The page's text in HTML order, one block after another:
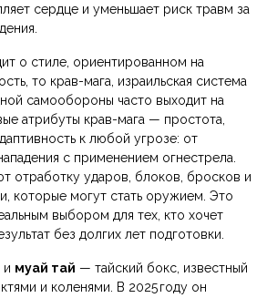
сердце и уменьшает риск травм за
о стиле, ориентированном на
то крав-мага израильская система
самообороны часто выходит на
атрибуты крав-мага — простота,
к любой угрозе: от
с применением огнестрела.
отработку ударов, блоков, бросков и
которые могут стать оружием. Это
выбором для тех, кто хочет
без долгих лет подготовки.
и муай тай — тайский бокс, известный
и коленями. В 2025 году он